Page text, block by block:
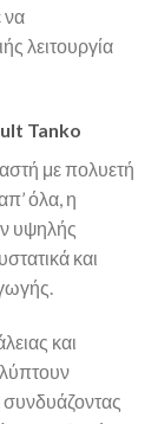
να
λειτουργία
Tanko
με πολυετή
όλα, η
υψηλής
και
και